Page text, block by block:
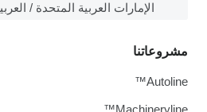
الإمارات العربية المتحدة /
مشروعاتنا
Autoline™
Machineryline™